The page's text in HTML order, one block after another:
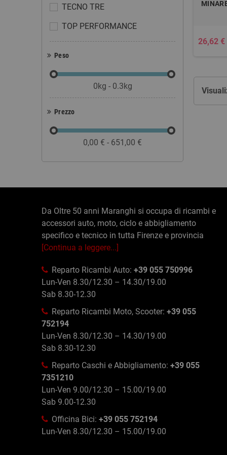
TECNO TRE
TOP PERFORMANCE
Peso
0kg - 0.3kg
Prezzo
0,00 € - 651,00 €
26,62 €
Da Oltre 50 anni Maranghi si occupa di ricambi e
accessori auto, moto, ciclo e abbigliamento
specifico e tecnico in tutta Firenze e provincia
[Continua a leggere...]
Reparto Ricambi Auto: +39 055 750996
Lun-Ven 8.30/12.30 – 14.30/19.00
Sab 8.30-12.30
Reparto Ricambi Moto, Scooter: +39 055
752194
Lun-Ven 8.30/12.30 – 14.30/19.00
Sab 8.30-12.30
Reparto Caschi e Abbigliamento: +39 055
7351210
Lun-Ven 9.00/12.30 – 15.00/19.00
Sab 9.00-12.30
Officina Bici: +39 055 752194
Lun-Ven 8.30/12.30 – 15.00/19.00